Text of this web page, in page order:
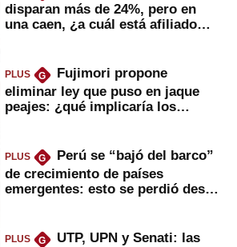
disparan más de 24%, pero en
una caen, ¿a cuál está afiliado
PLUS G
Fujimori propone
eliminar ley que puso en jaque
peajes: ¿qué implicaría los
PLUS G
Perú se “bajó del barco”
de crecimiento de países
emergentes: esto se perdió desde
PLUS G
UTP, UPN y Senati: las